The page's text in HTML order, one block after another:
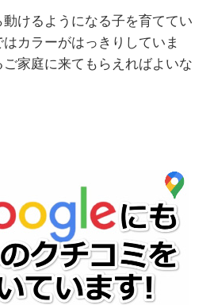
けるようになる子を育ててい
カラーがはっきりしていま
家庭に来てもらえればよいな